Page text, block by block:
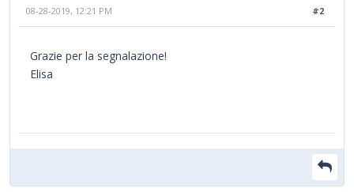
#2
08-28-2019, 12:21 PM
Grazie per la segnalazione!
Elisa